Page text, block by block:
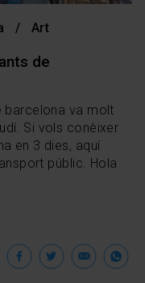
Art
de
barcelona va molt
Si vols conèixer
en 3 dies, aquí
públic. Hola
Facebook
Twitter